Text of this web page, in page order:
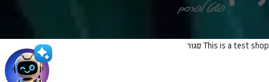
This is a test shop סגור